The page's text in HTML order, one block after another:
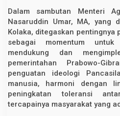
Dalam sambutan Menteri
Nasaruddin Umar, MA, yang
Kolaka, ditegaskan pentingnya
sebagai momentum untuk
mendukung dan
pemerintahan Prabowo-
penguatan ideologi
manusia, harmoni dengan
peningkatan toleransi
tercapainya masyarakat yang